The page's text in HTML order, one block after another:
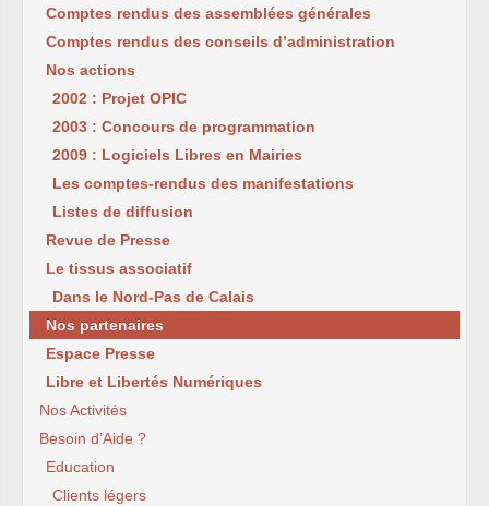
Comptes rendus des assemblées générales
Comptes rendus des conseils d’administration
Nos actions
2002 : Projet OPIC
2003 : Concours de programmation
2009 : Logiciels Libres en Mairies
Les comptes-rendus des manifestations
Listes de diffusion
Revue de Presse
Le tissus associatif
Dans le Nord-Pas de Calais
Nos partenaires
Espace Presse
Libre et Libertés Numériques
Nos Activités
Besoin d’Aide ?
Education
Clients légers